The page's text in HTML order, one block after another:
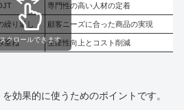
専門性の高い人材の定着
り返し 顧客ニーズに合った商品の実現
重ね 生産性向上とコスト削減
スクロールできます
効果的に使うためのポイントです。